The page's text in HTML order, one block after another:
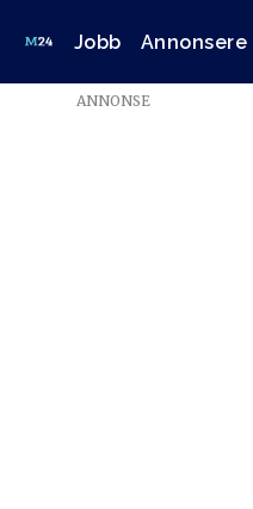
Jobb Annonsere
ANNONSE